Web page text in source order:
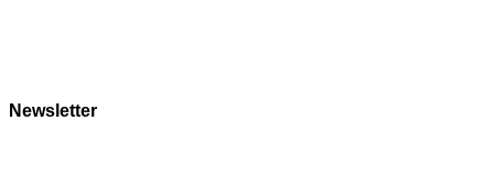
Newsletter